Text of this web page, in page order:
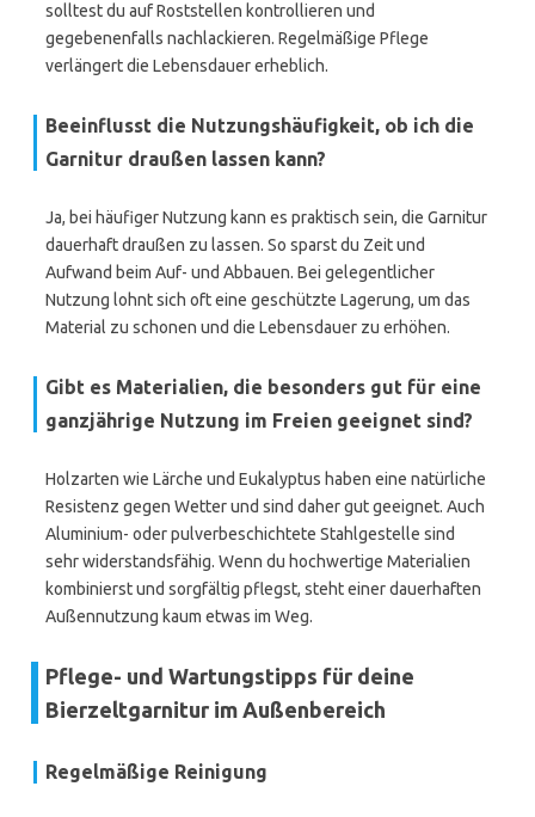
solltest du auf Roststellen kontrollieren und
gegebenenfalls nachlackieren. Regelmäßige Pflege
verlängert die Lebensdauer erheblich.
Beeinflusst die Nutzungshäufigkeit, ob ich die
Garnitur draußen lassen kann?
Ja, bei häufiger Nutzung kann es praktisch sein, die Garnitur
dauerhaft draußen zu lassen. So sparst du Zeit und
Aufwand beim Auf- und Abbauen. Bei gelegentlicher
Nutzung lohnt sich oft eine geschützte Lagerung, um das
Material zu schonen und die Lebensdauer zu erhöhen.
Gibt es Materialien, die besonders gut für eine
ganzjährige Nutzung im Freien geeignet sind?
Holzarten wie Lärche und Eukalyptus haben eine natürliche
Resistenz gegen Wetter und sind daher gut geeignet. Auch
Aluminium- oder pulverbeschichtete Stahlgestelle sind
sehr widerstandsfähig. Wenn du hochwertige Materialien
kombinierst und sorgfältig pflegst, steht einer dauerhaften
Außennutzung kaum etwas im Weg.
Pflege- und Wartungstipps für deine
Bierzeltgarnitur im Außenbereich
Regelmäßige Reinigung